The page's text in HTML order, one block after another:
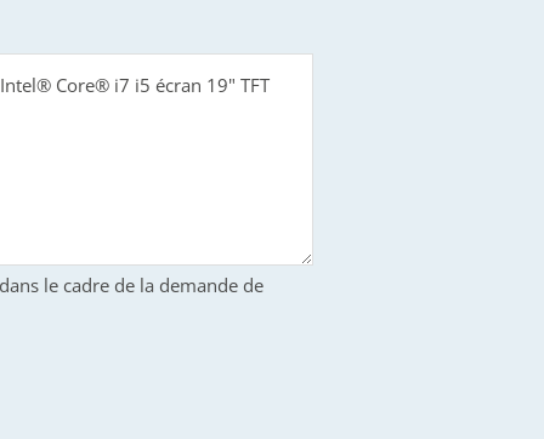
le cadre de la demande de